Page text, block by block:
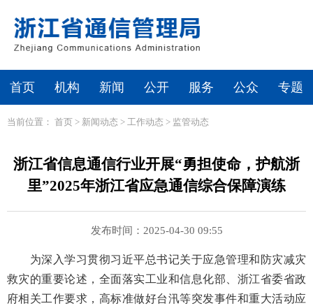
首页 机构 新闻 公开 服务 公众 专题
当前位置： 首页 > 新闻动态 > 工作动态 > 监管动态
浙江省信息通信行业开展“勇担使命，护航浙
里”2025年浙江省应急通信综合保障演练
发布时间：2025-04-30 09:55
为深入学习贯彻习近平总书记关于应急管理和防灾减灾
救灾的重要论述，全面落实工业和信息化部、浙江省委省政
府相关工作要求，高标准做好台汛等突发事件和重大活动应